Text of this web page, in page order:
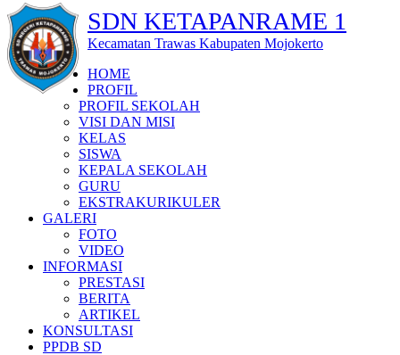
SDN KETAPANRAME 1
Kecamatan Trawas Kabupaten Mojokerto
HOME
PROFIL
PROFIL SEKOLAH
VISI DAN MISI
KELAS
SISWA
KEPALA SEKOLAH
GURU
EKSTRAKURIKULER
GALERI
FOTO
VIDEO
INFORMASI
PRESTASI
BERITA
ARTIKEL
KONSULTASI
PPDB SD